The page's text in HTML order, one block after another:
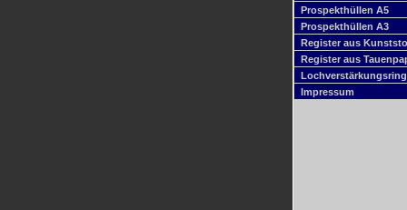
Prospekthüllen A5
Prospekthüllen A3
Register aus
Register aus
Impressum